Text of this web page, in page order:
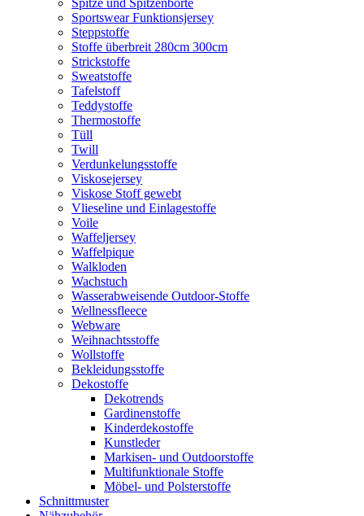
Spitze und Spitzenborte
Sportswear Funktionsjersey
Steppstoffe
Stoffe überbreit 280cm 300cm
Strickstoffe
Sweatstoffe
Tafelstoff
Teddystoffe
Thermostoffe
Tüll
Twill
Verdunkelungsstoffe
Viskosejersey
Viskose Stoff gewebt
Vlieseline und Einlagestoffe
Voile
Waffeljersey
Waffelpique
Walkloden
Wachstuch
Wasserabweisende Outdoor-Stoffe
Wellnessfleece
Webware
Weihnachtsstoffe
Wollstoffe
Bekleidungsstoffe
Dekostoffe
Dekotrends
Gardinenstoffe
Kinderdekostoffe
Kunstleder
Markisen- und Outdoorstoffe
Multifunktionale Stoffe
Möbel- und Polsterstoffe
Schnittmuster